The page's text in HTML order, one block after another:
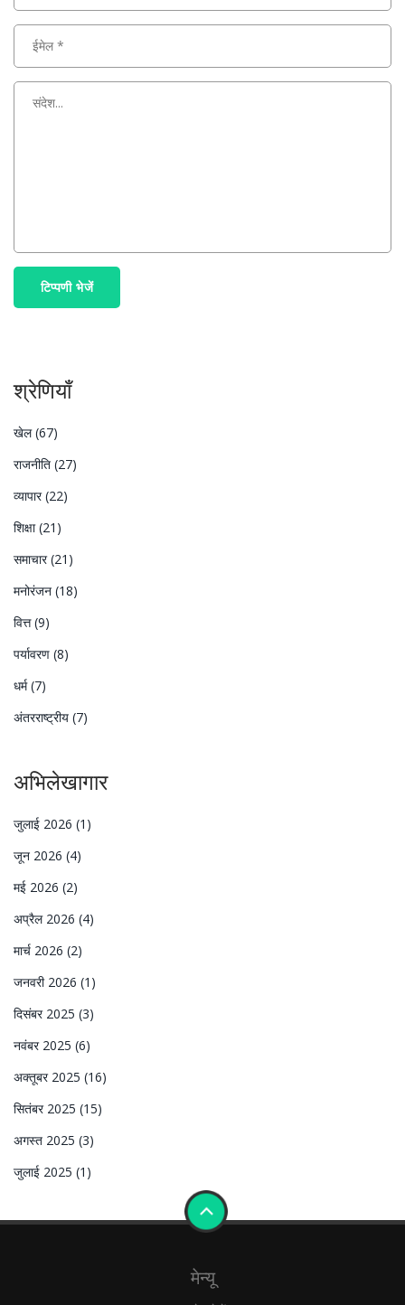
टिप्पणी भेजें
श्रेणियाँ
खेल(67)
राजनीति (27)
व्यापार(22)
शिक्षा(21)
समाचार(21)
मनोरंजन (18)
वित्त(9)
पर्यावरण (8)
धर्म(7)
अंतरराष्ट्रीय (7)
अभिलेखागार
जुलाई 2026 (1)
जून 2026 (4)
मई 2026 (2)
अप्रैल 2026 (4)
मार्च 2026 (2)
जनवरी 2026 (1)
दिसंबर 2025 (3)
नवंबर 2025 (6)
अक्तूबर 2025 (16)
सितंबर 2025 (15)
अगस्त 2025 (3)
जुलाई 2025 (1)
मेन्यू